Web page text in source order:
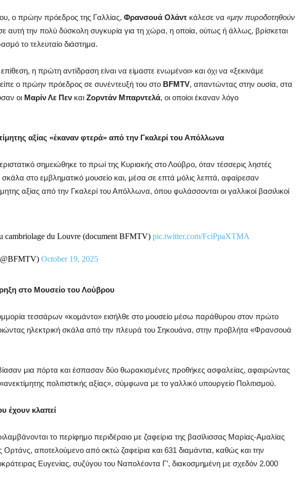
ο πρώην πρόεδρος της Γαλλίας, Φρανσουά Ολάντ κάλεσε να «μην πυροδοτηθούν
αυτή την πολύ δύσκολη συγκυρία για τη χώρα, η οποία, ούτως ή άλλως, βρίσκεται
το τελευταίο διάστημα.
η πρώτη αντίδραση είναι να είμαστε ενωμένοι» και όχι να «ξεκινάμε
ο πρώην πρόεδρος σε συνέντευξή του στο BFMTV, απαντώντας στην ουσία, στα
οι Μαρίν Λε Πεν και Ζορντάν Μπαρντελά, οι οποίοι έκαναν λόγο
αξίας «έκαναν φτερά» από την Γκαλερί του Απόλλωνα
σημειώθηκε το πρωί της Κυριακής στο Λούβρο, όταν τέσσερις ληστές
στο εμβληματικό μουσείο και, μέσα σε επτά μόλις λεπτά, αφαίρεσαν
αξίας από την Γκαλερί του Απόλλωνα, όπου φυλάσσονται οι γαλλικοί βασιλικοί
cambriolage du Louvre (document BFMTV) pic.twitter.com/FciPpaXTMA
October 19, 2025
στο Μουσείο του Λούβρου
τεσσάρων «κομάντο» εισήλθε στο μουσείο μέσω παράθυρου στον πρώτο
ηλεκτρική σκάλα από την πλευρά του Σηκουάνα, στην προβλήτα «Φρανσουά
μια πόρτα και έσπασαν δύο θωρακισμένες προθήκες ασφαλείας, αφαιρώντας
πολιτιστικής αξίας», σύμφωνα με το γαλλικό υπουργείο Πολιτισμού.
έχουν κλαπεί
το περίφημο περιδέραιο με ζαφείρια της βασίλισσας Μαρίας-Αμαλίας
Ορτάνς, αποτελούμενο από οκτώ ζαφείρια και 631 διαμάντια, καθώς και την
Ευγενίας, συζύγου του Ναπολέοντα Γ’, διακοσμημένη με σχεδόν 2.000